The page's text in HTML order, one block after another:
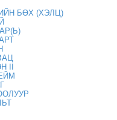
БӨХ (ХЭЛЦ)
II